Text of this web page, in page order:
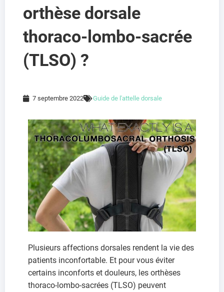
orthèse dorsale
thoraco-lombo-sacrée
(TLSO) ?
7 septembre 2022 Guide de l'attelle dorsale
Plusieurs affections dorsales rendent la vie des
patients inconfortable. Et pour vous éviter
certains inconforts et douleurs, les orthèses
thoraco-lombo-sacrées (TLSO) peuvent